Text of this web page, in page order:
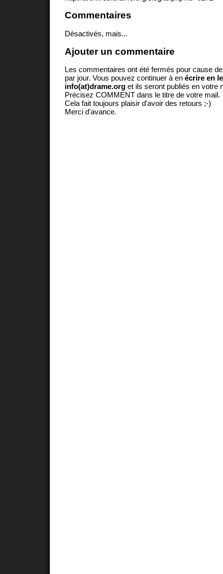
Commentaires
Désactivés, mais...
Ajouter un commentaire
Les commentaires ont été fermés pour cause
par jour. Vous pouvez continuer à en écrire en
info(at)drame.org et ils seront publiés en votre
Précisez COMMENT dans le titre de votre mail.
Cela fait toujours plaisir d'avoir des retours ;-)
Merci d'avance.